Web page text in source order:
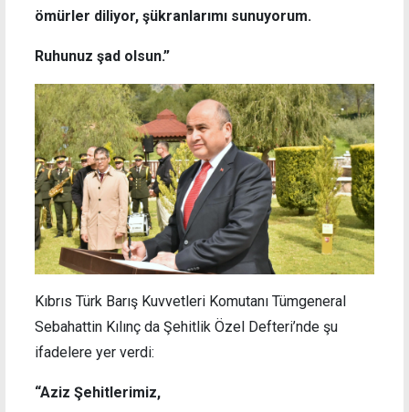
ömürler diliyor, şükranlarımı sunuyorum.
Ruhunuz şad olsun.”
Kıbrıs Türk Barış Kuvvetleri Komutanı Tümgeneral
Sebahattin Kılınç da Şehitlik Özel Defteri’nde şu
ifadelere yer verdi:
“Aziz Şehitlerimiz,